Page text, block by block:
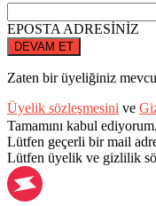
EPOSTA ADRESİNİZ
DEVAM ET
Zaten bir üyeliğiniz
Üyelik sözleşmesini ve
Tamamını kabul ediyorum.
Lütfen geçerli bir mail
Lütfen üyelik ve gizlilik